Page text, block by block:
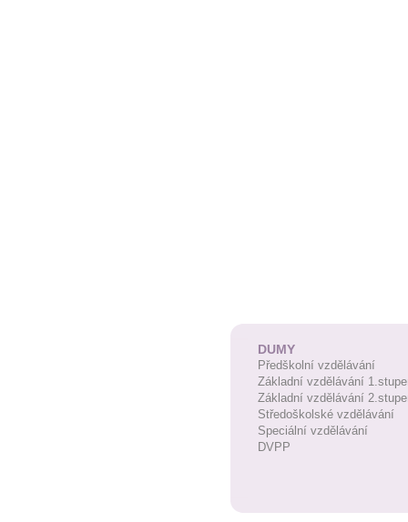
DUMY
Předškolní vzdělávání
Základní vzdělávání
Základní vzdělávání
Středoškolské vzdělávání
Speciální vzdělávání
DVPP